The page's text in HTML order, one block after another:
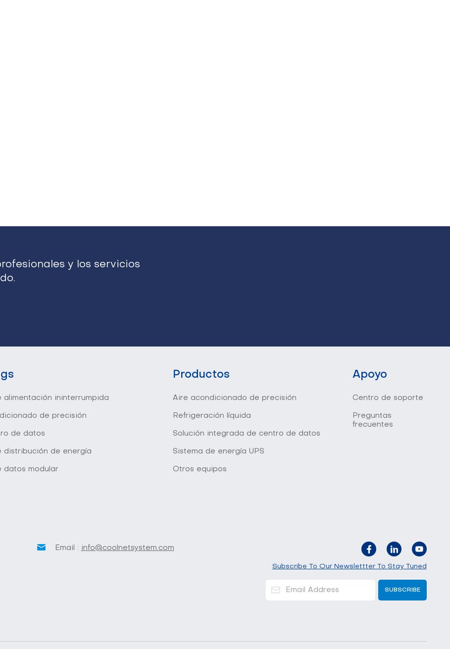
y los servicios
alimentación ininterrumpida
de precisión
de datos
distribución de energía
datos modular
Productos
Aire acondicionado de precisión
Refrigeración líquida
Solución integrada de centro de datos
Sistema de energía UPS
Otros equipos
Apoyo
Centro de soporte
Preguntas
frecuentes
Email : info@coolnetsystem.com
Subscribe To Our Newslettter To Stay Tuned